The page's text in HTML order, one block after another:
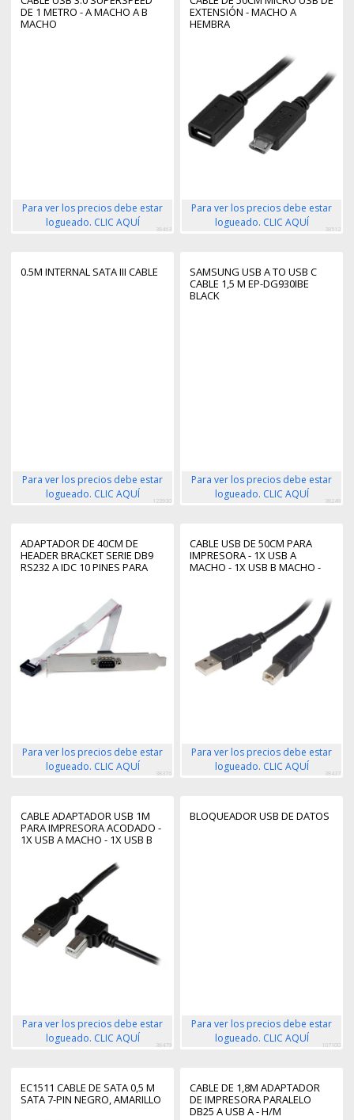
DE 1 METRO - A MACHO A B
MACHO
Para ver los precios debe estar
logueado. CLIC AQUÍ
38463
EXTENSIÓN - MACHO A
HEMBRA
Para ver los precios debe estar
logueado. CLIC AQUÍ
38512
0.5M INTERNAL SATA III CABLE
Para ver los precios debe estar
logueado. CLIC AQUÍ
123930
SAMSUNG USB A TO USB C
CABLE 1,5 M EP-DG930IBE
BLACK
Para ver los precios debe estar
logueado. CLIC AQUÍ
38249
ADAPTADOR DE 40CM DE
HEADER BRACKET SERIE DB9
RS232 A IDC 10 PINES PARA
Para ver los precios debe estar
logueado. CLIC AQUÍ
38376
CABLE USB DE 50CM PARA
IMPRESORA - 1X USB A
MACHO - 1X USB B MACHO -
Para ver los precios debe estar
logueado. CLIC AQUÍ
38437
CABLE ADAPTADOR USB 1M
PARA IMPRESORA ACODADO -
1X USB A MACHO - 1X USB B
Para ver los precios debe estar
logueado. CLIC AQUÍ
38479
BLOQUEADOR USB DE DATOS
Para ver los precios debe estar
logueado. CLIC AQUÍ
107100
EC1511 CABLE DE SATA 0,5 M
SATA 7-PIN NEGRO, AMARILLO
CABLE DE 1,8M ADAPTADOR
DE IMPRESORA PARALELO
DB25 A USB A - H/M